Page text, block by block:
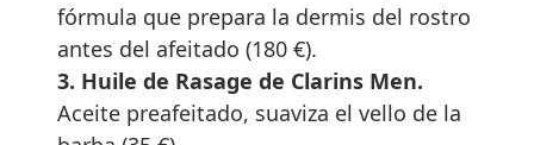
fórmula que prepara la dermis del rostro
antes del afeitado (180 €).
3. Huile de Rasage de Clarins Men.
Aceite preafeitado, suaviza el vello de la